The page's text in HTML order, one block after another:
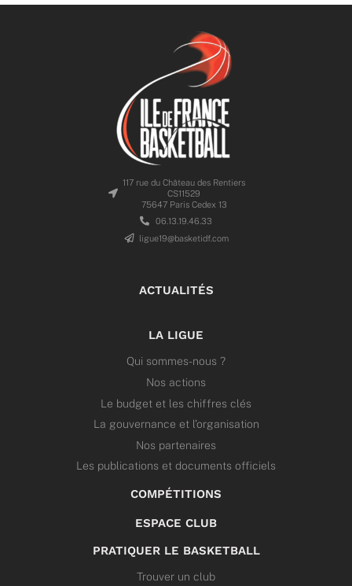
117 rue du Château des Rentiers
CS11529
75647 Paris Cedex 13
06.13.19.46.33
ligue19@basketidf.com
ACTUALITÉS
LA LIGUE
Qui sommes-nous ?
Nos actions
Le budget et les chiffres clés
La gouvernance et l’organisation
Nos partenaires
Les publications et documents officiels
COMPÉTITIONS
ESPACE CLUB
PRATIQUER LE BASKETBALL
Trouver un club